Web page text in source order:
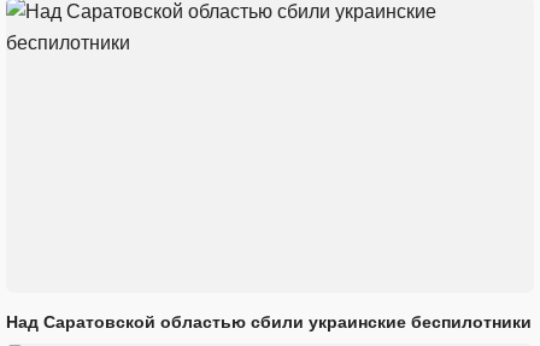
Над Саратовской областью сбили украинские беспилотники